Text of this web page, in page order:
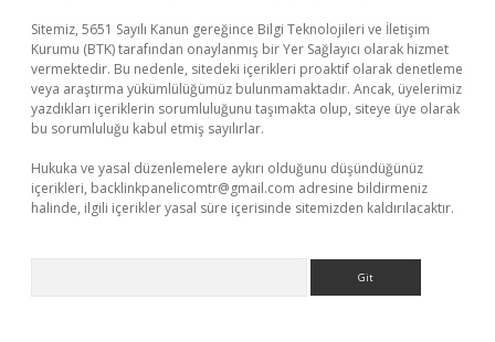
Sitemiz, 5651 Sayılı Kanun gereğince Bilgi Teknolojileri ve İletişim
Kurumu (BTK) tarafından onaylanmış bir Yer Sağlayıcı olarak hizmet
vermektedir. Bu nedenle, sitedeki içerikleri proaktif olarak denetleme
veya araştırma yükümlülüğümüz bulunmamaktadır. Ancak, üyelerimiz
yazdıkları içeriklerin sorumluluğunu taşımakta olup, siteye üye olarak
bu sorumluluğu kabul etmiş sayılırlar.
Hukuka ve yasal düzenlemelere aykırı olduğunu düşündüğünüz
içerikleri, backlinkpanelicomtr@gmail.com adresine bildirmeniz
halinde, ilgili içerikler yasal süre içerisinde sitemizden kaldırılacaktır.